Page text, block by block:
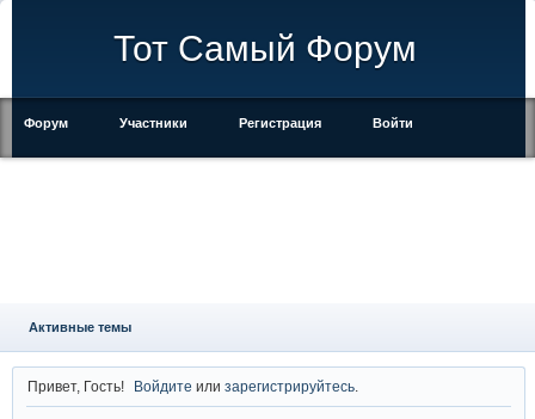
Тот Самый Форум
Форум Участники Регистрация Войти
Активные темы
Привет, Гость! Войдите илизарегистрируйтесь